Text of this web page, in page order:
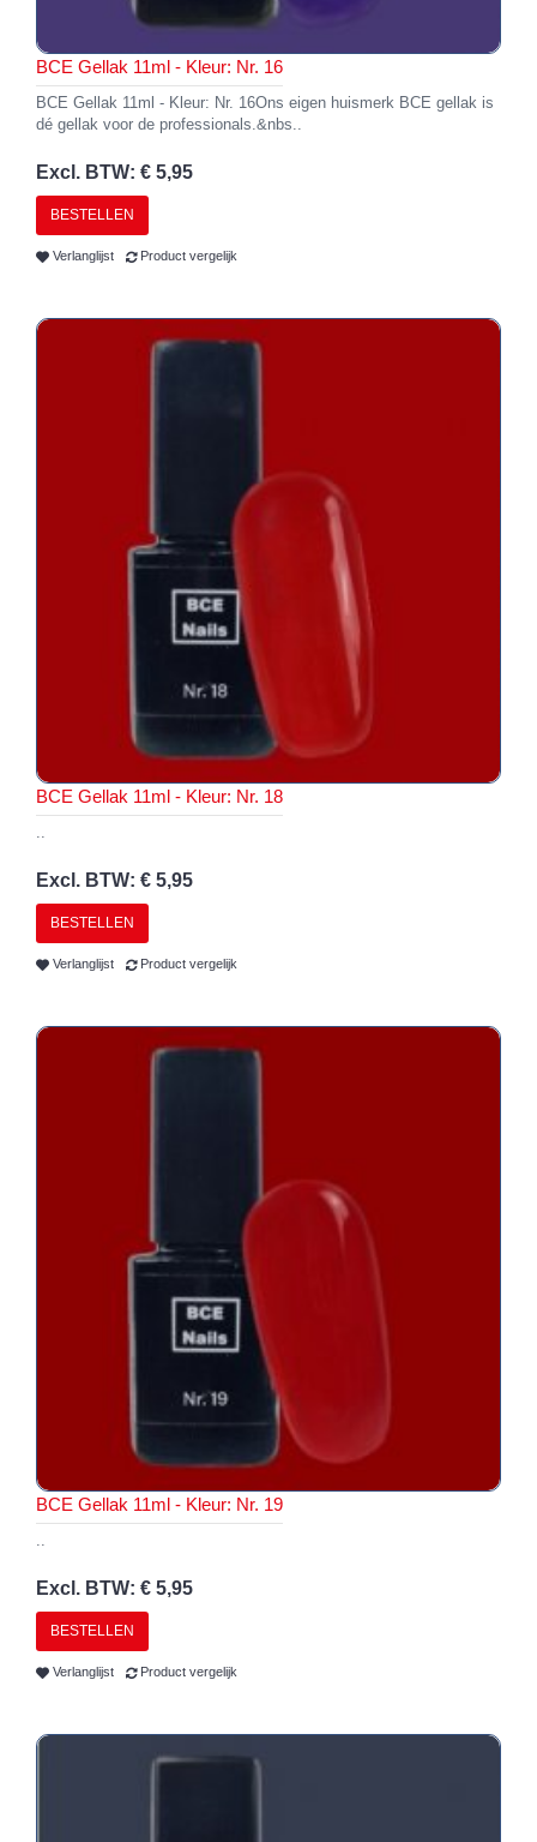
BCE Gellak 11ml - Kleur: Nr. 16
BCE Gellak 11ml - Kleur: Nr. 16Ons eigen huismerk BCE gellak is
dé gellak voor de professionals.&nbs..
Excl. BTW: € 5,95
BESTELLEN
Verlanglijst Product vergelijk
BCE Gellak 11ml - Kleur: Nr. 18
Excl. BTW: € 5,95
BESTELLEN
Verlanglijst Product vergelijk
BCE Gellak 11ml - Kleur: Nr. 19
Excl. BTW: € 5,95
BESTELLEN
Verlanglijst Product vergelijk